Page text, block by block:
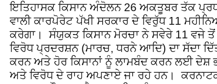
ਇਤਿਹਾਸਕ ਕਿਸਾਨ ਅੰਦੋਲਨ 26 ਅਕਤੂਬਰ ਤੱਕ
ਵਾਲੀ ਕਾਰਪੋਰੇਟ ਪੱਖੀ ਸਰਕਾਰ ਦੇ ਵਿਰੁੱਧ 11
ਕਰੇਗਾ। ਸੰਯੁਕਤ ਕਿਸਾਨ ਮੋਰਚਾ ਨੇ ਸਵੇਰੇ 11 ਵਜੇ
ਵਿਰੋਧ ਪ੍ਰਦਰਸ਼ਨ (ਮਾਰਚ, ਧਰਨੇ ਆਦਿ) ਦਾ ਸੱਦਾ
ਕਰਨ ਅਤੇ ਹੋਰ ਕਿਸਾਨਾਂ ਨੂੰ ਲਾਮਬੰਦ ਕਰਨ ਲਈ ਦੇਸ਼
ਅਤੇ ਵਿਰੋਧ ਦੇ ਰਾਹ ਅਪਣਾਏ ਜਾ ਰਹੇ ਹਨ।